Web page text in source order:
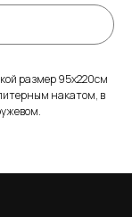
размер 95х220см
накатом, в